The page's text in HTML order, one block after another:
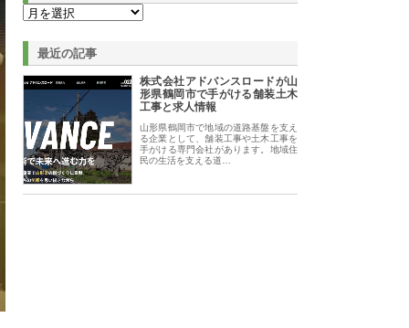
最近の記事
株式会社アドバンスロードが山
形県鶴岡市で手がける舗装土木
工事と求人情報
山形県鶴岡市で地域の道路基盤を支え
る企業として、舗装工事や土木工事を
手がける専門会社があります。地域住
民の生活を支える道…